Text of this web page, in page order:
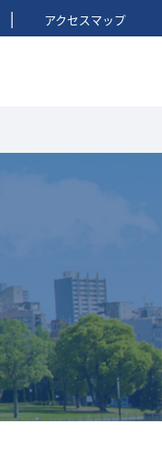
| アクセスマップ